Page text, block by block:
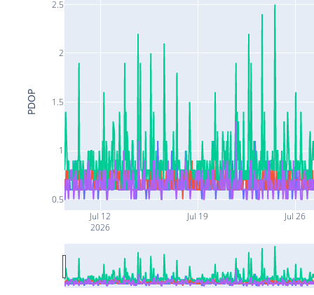
Jul 12
2026
Jul 19 Jul 26
0.5
1
1.5
2
2.5
PDOP